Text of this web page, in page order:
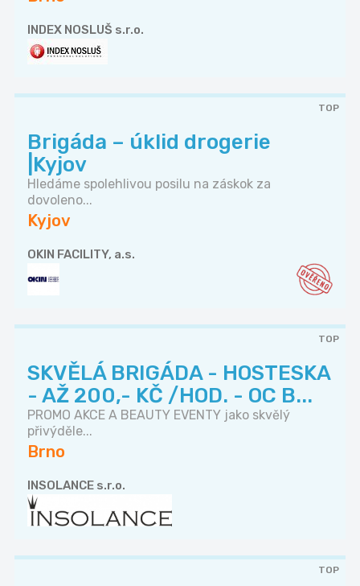
INDEX NOSLUŠ s.r.o.
TOP
Brigáda – úklid drogerie
|Kyjov
Hledáme spolehlivou posilu na záskok za
dovoleno...
Kyjov
OKIN FACILITY, a.s.
TOP
SKVĚLÁ BRIGÁDA - HOSTESKA
- AŽ 200,- KČ /HOD. - OC B...
PROMO AKCE A BEAUTY EVENTY jako skvělý
přivýděle...
Brno
INSOLANCE s.r.o.
TOP